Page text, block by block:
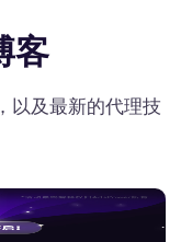
客
以及最新的代理技